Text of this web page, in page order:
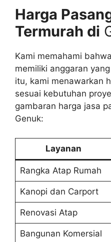
Harga
Termurah di
Kami memahami
memiliki anggaran
itu, kami menawarkan
sesuai kebutuhan
gambaran harga jasa
Genuk:
Layanan
Rangka Atap Rumah
Kanopi dan Carport
Renovasi Atap
Bangunan Komersial